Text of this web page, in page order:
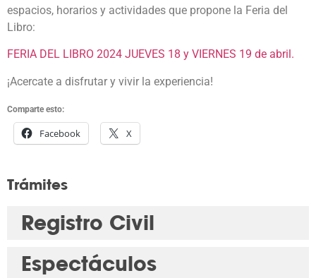
espacios, horarios y actividades que propone la Feria del
Libro:
FERIA DEL LIBRO 2024 JUEVES 18 y VIERNES 19 de abril.
¡Acercate a disfrutar y vivir la experiencia!
Comparte esto:
Facebook X
Trámites
Registro Civil
Espectáculos